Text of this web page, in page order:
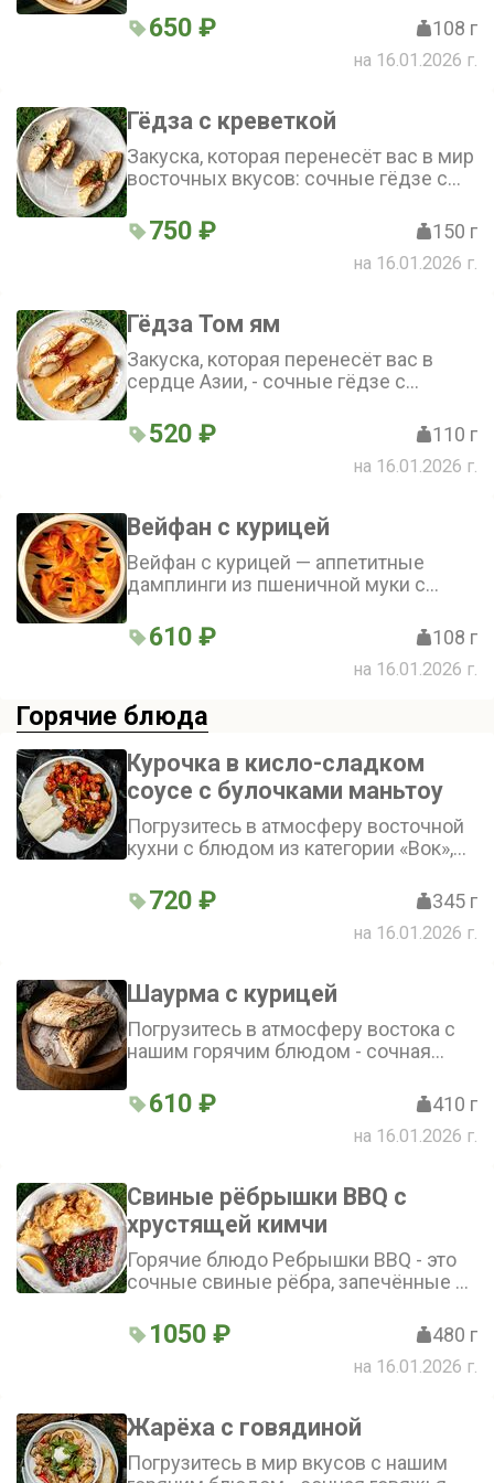
креветками, подарит вам
гастрономическое удовольствие
650 ₽ 108 г
на 16.01.2026 г.
Гёдза с креветкой
Закуска, которая перенесёт вас в мир
восточных вкусов: сочные гёдзе с
масле с имбирём и креветочным
маслом, подаются с зелёным луком и
750 ₽ 150 г
на 16.01.2026 г.
Гёдза Том ям
Закуска, которая перенесёт вас в
сердце Азии, - сочные гёдзе с
пастой том ям в нежном бульоне с
кокосовым молоком и сливками
520 ₽ 110 г
на 16.01.2026 г.
Вейфан с курицей
Вейфан с курицей — аппетитные
дамплинги из пшеничной муки с
порадуют вас своим вкусом и
сытностью
610 ₽ 108 г
на 16.01.2026 г.
Горячие блюда
Курочка в кисло-сладком
соусе с булочками маньтоу
Погрузитесь в атмосферу восточной
кухни с блюдом из категории «Вок»,
сладком соусе гармонично
сочетается с ароматными булочками
маньтоу и свежими овощами
720 ₽ 345 г
на 16.01.2026 г.
Шаурма с курицей
Погрузитесь в атмосферу востока с
нашим горячим блюдом - сочная
свежими огурцами и помидорами и
дополненная ароматным соусом
610 ₽ 410 г
на 16.01.2026 г.
Свиные рёбрышки BBQ с
хрустящей кимчи
Горячие блюдо Ребрышки BBQ - это
сочные свиные рёбра, запечённые с
украшенные зелёным луком,
кунжутом и хрустящей кимчи
1050 ₽ 480 г
на 16.01.2026 г.
Жарёха с говядиной
Погрузитесь в мир вкусов с нашим